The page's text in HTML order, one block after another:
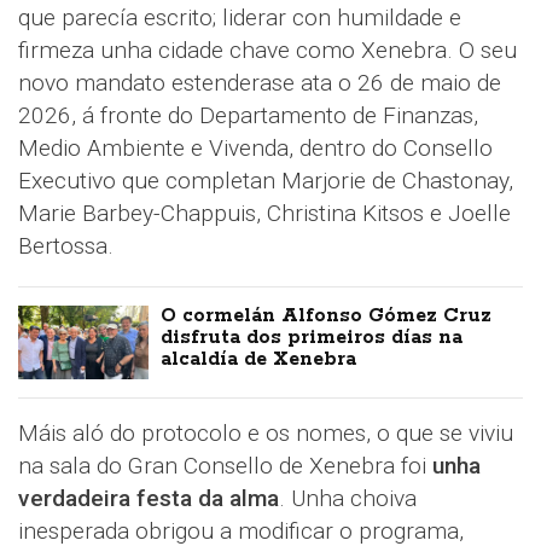
que parecía escrito; liderar con humildade e
firmeza unha cidade chave como Xenebra. O seu
novo mandato estenderase ata o 26 de maio de
2026, á fronte do Departamento de Finanzas,
Medio Ambiente e Vivenda, dentro do Consello
Executivo que completan Marjorie de Chastonay,
Marie Barbey-Chappuis, Christina Kitsos e Joelle
Bertossa.
O cormelán Alfonso Gómez Cruz
disfruta dos primeiros días na
alcaldía de Xenebra
Máis aló do protocolo e os nomes, o que se viviu
na sala do Gran Consello de Xenebra foi unha
verdadeira festa da alma. Unha choiva
inesperada obrigou a modificar o programa,